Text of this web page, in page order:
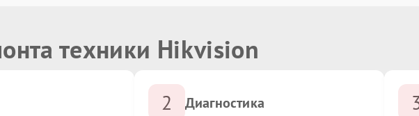
техники Hikvision
2 Диагностика